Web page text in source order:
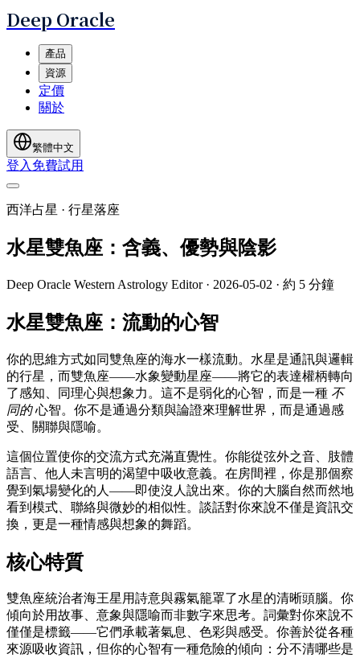
Deep Oracle
產品
資源
定價
關於
繁體中文
登入 免費試用
西洋占星 · 行星落座
水星雙魚座：含義、優勢與陰影
Deep Oracle Western Astrology Editor· 2026-05-02 · 約 5 分鐘
水星雙魚座：流動的心智
你的思維方式如同雙魚座的海水一樣流動。水星是通訊與邏輯
的行星，而雙魚座——水象變動星座——將它的表達權柄轉向
了感知、同理心與想象力。這不是弱化的心智，而是一種 不
同的心智。你不是通過分類與論證來理解世界，而是通過感
受、關聯與隱喻。
這個位置使你的交流方式充滿直覺性。你能從弦外之音、肢體
語言、他人未言明的渴望中吸收意義。在房間裡，你是那個察
覺到氣場變化的人——即使沒人說出來。你的大腦自然而然地
看到模式、聯絡與微妙的相似性。談話對你來說不僅是資訊交
換，更是一種情感與想象的舞蹈。
核心特質
雙魚座統治者海王星用詩意與霧氣籠罩了水星的清晰頭腦。你
傾向於用故事、意象與隱喻而非數字來思考。詞彙對你來說不
僅僅是標籤——它們承載著氣息、色彩與感受。你善於從各種
來源吸收資訊，但你的心智有一種危險的傾向：分不清哪些是